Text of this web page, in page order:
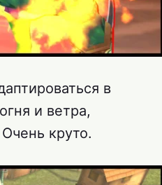
в
и ветра,
круто.